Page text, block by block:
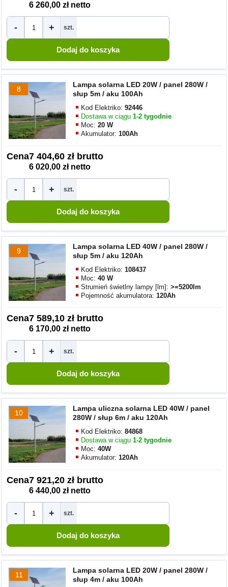
6 260,00 zł netto
- + szt.
8
Lampa solarna LED 20W / panel 280W /
słup 5m / aku 100Ah
Kod Elektriko:92446
Dostawa w ciągu1-2 tygodnie
Moc:20 W
Akumulator:100Ah
Cena7 404,60 zł brutto
6 020,00 zł netto
- + szt.
9
Lampa solarna LED 40W / panel 280W /
słup 5m / aku 120Ah
Kod Elektriko:108437
Moc:40 W
Strumień świetlny lampy [lm]:>=5200lm
Pojemność akumulatora:120Ah
Cena7 589,10 zł brutto
6 170,00 zł netto
- + szt.
10
Lampa uliczna solarna LED 40W / panel
280W / słup 6m / aku 120Ah
Kod Elektriko:84868
Dostawa w ciągu1-2 tygodnie
Moc:40W
Akumulator:120Ah
Cena7 921,20 zł brutto
6 440,00 zł netto
- + szt.
11
Lampa solarna LED 20W / panel 280W /
słup 4m / aku 100Ah